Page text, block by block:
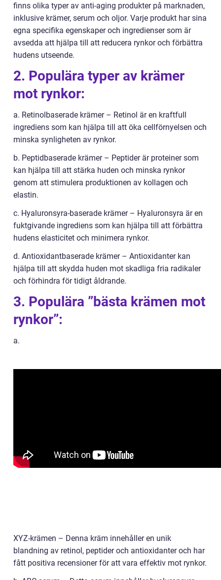
finns olika typer av anti-aging produkter på marknaden,
inklusive krämer, serum och oljor. Varje produkt har sina
egna specifika egenskaper och ingredienser som är
avsedda att hjälpa till att reducera rynkor och förbättra
hudens utseende.
2. Populära typer av krämer
mot rynkor:
a. Retinolbaserade krämer – Retinol är en kraftfull
ingrediens som kan hjälpa till att öka cellförnyelsen och
minska synligheten av rynkor.
b. Peptidbaserade krämer – Peptider är proteiner som
kan hjälpa till att stärka huden och minska rynkor
genom att stimulera produktionen av kollagen och
elastin.
c. Hyaluronsyra-baserade krämer – Hyaluronsyra är en
fuktgivande ingrediens som kan hjälpa till att förbättra
hudens elasticitet och minimera rynkor.
d. Antioxidantbaserade krämer – Antioxidanter kan
hjälpa till att skydda huden mot skadliga fria radikaler
och förhindra för tidigt åldrande.
3. Populära ”bästa krämen mot
rynkor”:
a.
XYZ-krämen – Denna kräm innehåller en unik
blandning av retinol, peptider och antioxidanter och har
fått positiva recensioner för att vara effektiv mot rynkor.